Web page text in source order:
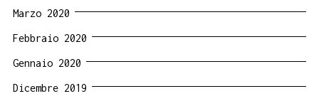
Marzo 2020
Febbraio 2020
Gennaio 2020
Dicembre 2019